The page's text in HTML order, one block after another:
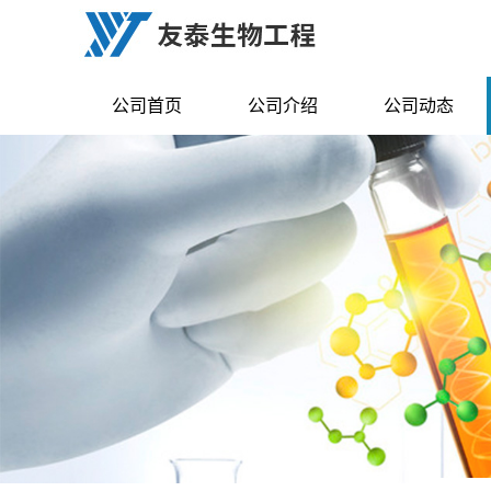
公司首页 公司介绍 公司动态